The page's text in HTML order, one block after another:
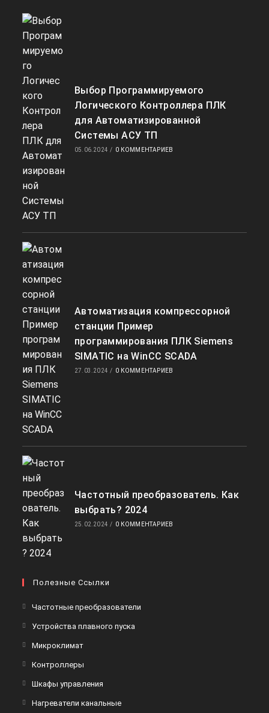
Выбор Программируемого
Логического Контроллера ПЛК
для Автоматизированной
Системы АСУ ТП
05.06.2024 / 0 КОММЕНТАРИЕВ
Автоматизация компрессорной
станции Пример
программирования ПЛК Siemens
SIMATIC на WinCC SCADA
27.03.2024 / 0 КОММЕНТАРИЕВ
Частотный преобразователь. Как
выбрать? 2024
25.02.2024 / 0 КОММЕНТАРИЕВ
Полезные Ссылки
Частотные преобразователи
Устройства плавного пуска
МикроклиматОткроется
вкладке
Контроллеры
вкладке
Шкафы управления
Нагреватели канальныеОткроется